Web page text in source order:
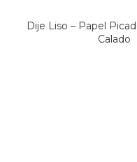
Dije Liso – Papel
Calado